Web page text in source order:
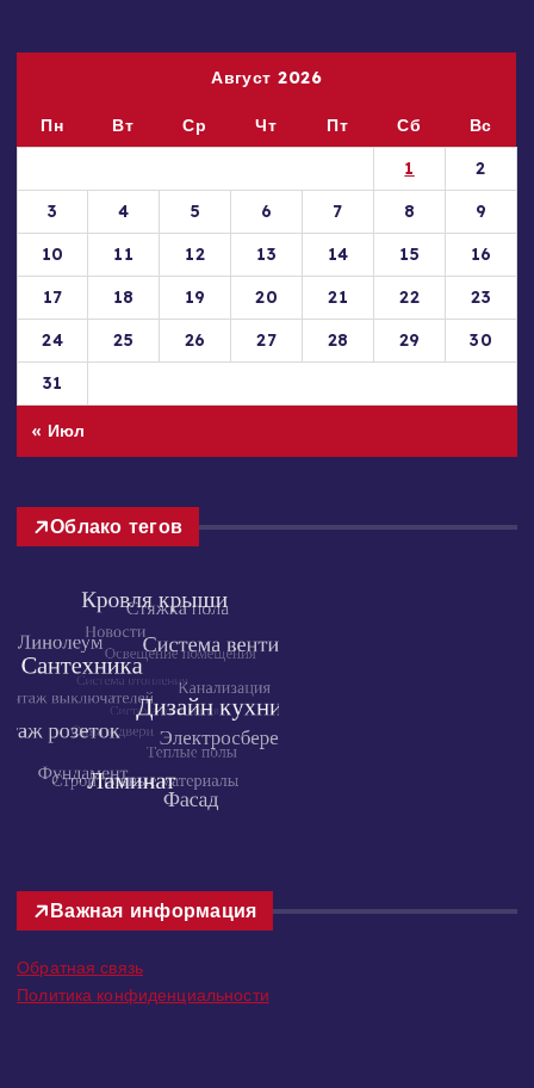
Август 2026
Пн Вт Ср Чт Пт Сб
Вс
1
2
3
4 5 6 7 8
9
10
11 12 13 14 15
16
17
18 19 20 21 22
23
24
25 26 27 28 29
30
31
« Июл
Облако тегов
Важная информация
Обратная связь
Политика конфиденциальности